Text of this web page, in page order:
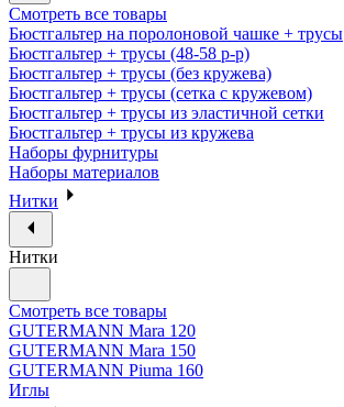
Смотреть все товары
Бюстгальтер на поролоновой чашке + трусы
Бюстгальтер + трусы (48-58 р-р)
Бюстгальтер + трусы (без кружева)
Бюстгальтер + трусы (сетка с кружевом)
Бюстгальтер + трусы из эластичной сетки
Бюстгальтер + трусы из кружева
Наборы фурнитуры
Наборы материалов
Нитки
Нитки
Смотреть все товары
GUTERMANN Mara 120
GUTERMANN Mara 150
GUTERMANN Piuma 160
Иглы